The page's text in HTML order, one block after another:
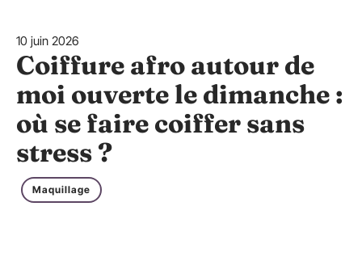
10 juin 2026
Coiffure afro autour de
moi ouverte le dimanche :
où se faire coiffer sans
stress ?
Maquillage